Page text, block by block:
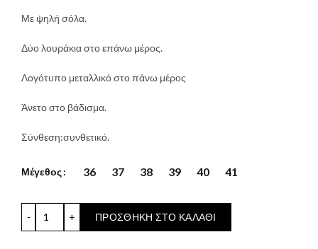
was:
.
89.00 €
53.40 €
range:
53.40 €
through
Με ψηλή σόλα.
Δύο λουράκια στο επάνω μέρος.
Λογότυπο μεταλλικό στο πάνω μέρος
Άνετο στο βάδισμα.
Σύνθεση:συνθετικό.
Μέγεθος 36 37 38 39 40 41
ΠΡΟΣΘΉΚΗ ΣΤΟ ΚΑΛΆΘΙ